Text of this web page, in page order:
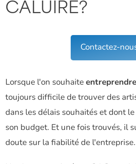
CALUIRE?
Contactez-
Lorsque l'on souhaite
toujours difficile de trouver des
dans les délais souhaités et dont
son budget. Et une fois trouvés, il
doute sur la fiabilité de l'entreprise.